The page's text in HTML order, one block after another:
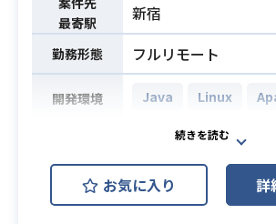
必須スキル
ィ設計の実務経験
・各種基盤設計書（
ータ設計、方針書等
業務内容
成図の作成
・新環境の基本設計
ラインに沿った基盤、
ポリシー、IAM、フ
等の設計）
・詳細設計書（GCP
ルウェア設定）の作成
・アプリ開発担当と
び課題管理表の更新
最寄駅
新宿
勤務形態 フルリモート
開発環境 Java Linux
業務内容
・債権管理システム
・決済手段の追加
・外部連携方式の変
【工程】
お気に入り 詳